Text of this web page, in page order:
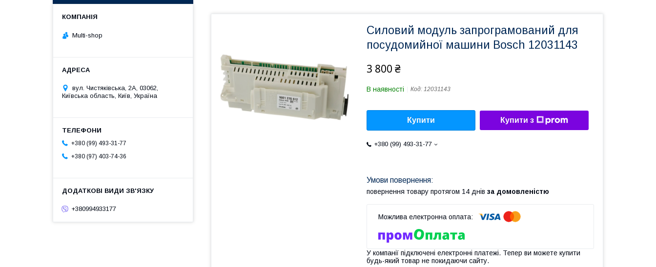
Силовий модуль запрограмований для
посудомийної машини Bosch 12031143
3 800 ₴
В наявності Код: 12031143
Купити Купити з
+380 (99) 493-31-77
повернення товару протягом 14 днів за домовленістю
У компанії підключені електронні платежі. Тепер ви можете купити
будь-який товар не покидаючи сайту.
Multi-shop
вул. Чистяківська, 2А, 03062,
Київська область, Київ, Україна
+380 (99) 493-31-77
+380 (97) 403-74-36
+380994933177